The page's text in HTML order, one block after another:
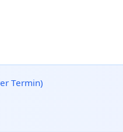
Termin)